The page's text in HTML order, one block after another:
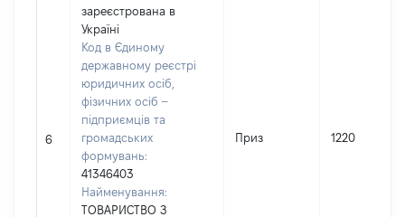
6
зареєстрована в
Україні
Код в Єдиному
державному реєстрі
юридичних осіб,
фізичних осіб –
підприємців та
громадських
формувань:
41346403
Найменування:
ТОВАРИСТВО З
Приз 1220